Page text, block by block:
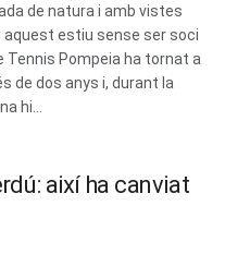
de natura i amb vistes
estiu sense ser soci
Tennis Pompeia ha tornat a
de dos anys i, durant la
hi...
així ha canviat